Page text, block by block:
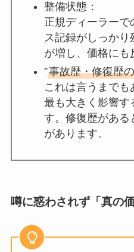
整備状態：
正規ディーラーで
ス記録がしっかり
が増し、価格にも
”事故歴・修復歴
これは言うまでも
最も大きく影響す
す。修復歴がある
があります。
噂に惑わされず「真の